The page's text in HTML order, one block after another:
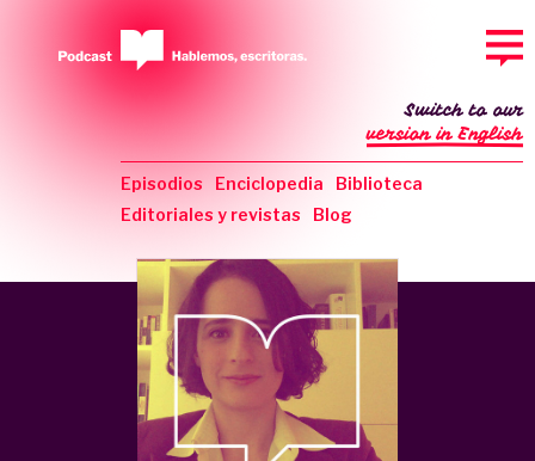
Episodios Enciclopedia
Biblioteca
Editoriales y revistas
Blog
Switch to our
version in English